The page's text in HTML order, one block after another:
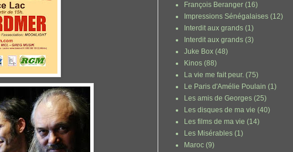
François Beranger (16)
Impressions Sénégalaises (12)
Interdit aux grands (1)
Interdit aux grands (3)
Juke Box (48)
Kinos (88)
La vie me fait peur. (75)
Le Paris d'Amélie Poulain (1)
Les amis de Georges (25)
Les disques de ma vie (40)
Les films de ma vie (14)
Les Misérables (1)
Maroc (9)